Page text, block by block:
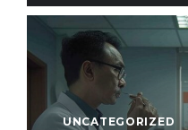
UNCATEGORIZED